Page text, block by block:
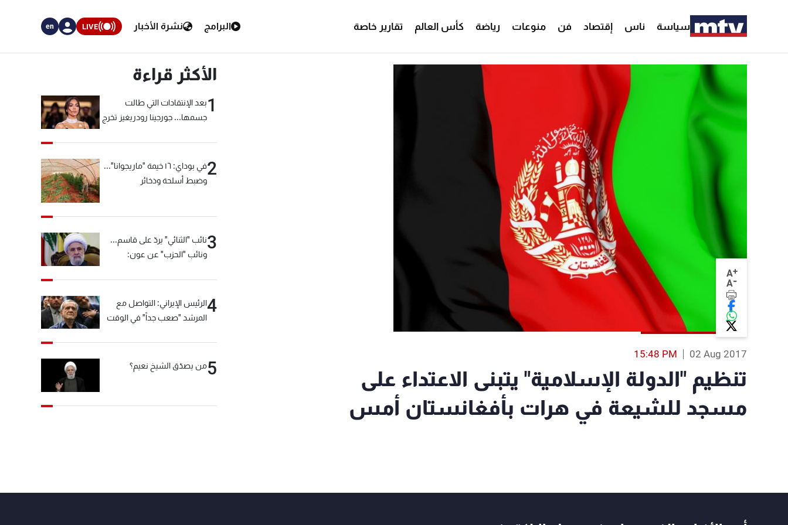
سياسة ناس إقتصاد فن منوعات رياضة كأس العالم تقارير خاصة البرامج نشرة الأخبار LIVE
en
A+
A-
02 Aug 2017
15:48 PM
تنظيم "الدولة الإسلامية" يتبنى الاعتداء على
مسجد للشيعة في هرات بأفغانستان أمس
الأكثر قراءة
1بعد الإنتقادات التي طالت
جسمها... جورجينا رودريغيز تخرج
2
في بوداي: ١٦ خيمة "ماريجوانا"...
وضبط أسلحة وذخائر
3نائب "الثنائي" يردّ على قاسم...
ونائب "الحزب" عن عون:
4الرئيس الإيراني: التواصل مع
المرشد "صعب جداً" في الوقت
5من يصدّق الشيخ نعيم؟